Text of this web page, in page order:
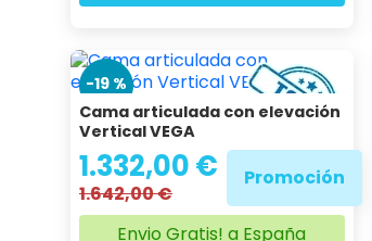
-19 %
Cama articulada con elevación
Vertical VEGA
1.332,00 €
1.642,00 €
Promoción
Envio Gratis! a España